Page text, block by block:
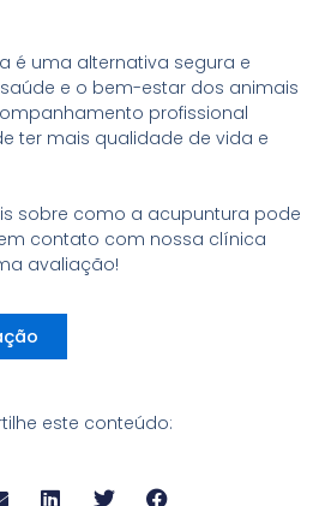
é uma alternativa segura e
e o bem-estar dos animais
profissional
ter mais qualidade de vida e
sobre como a acupuntura pode
contato com nossa clínica
avaliação!
este conteúdo: